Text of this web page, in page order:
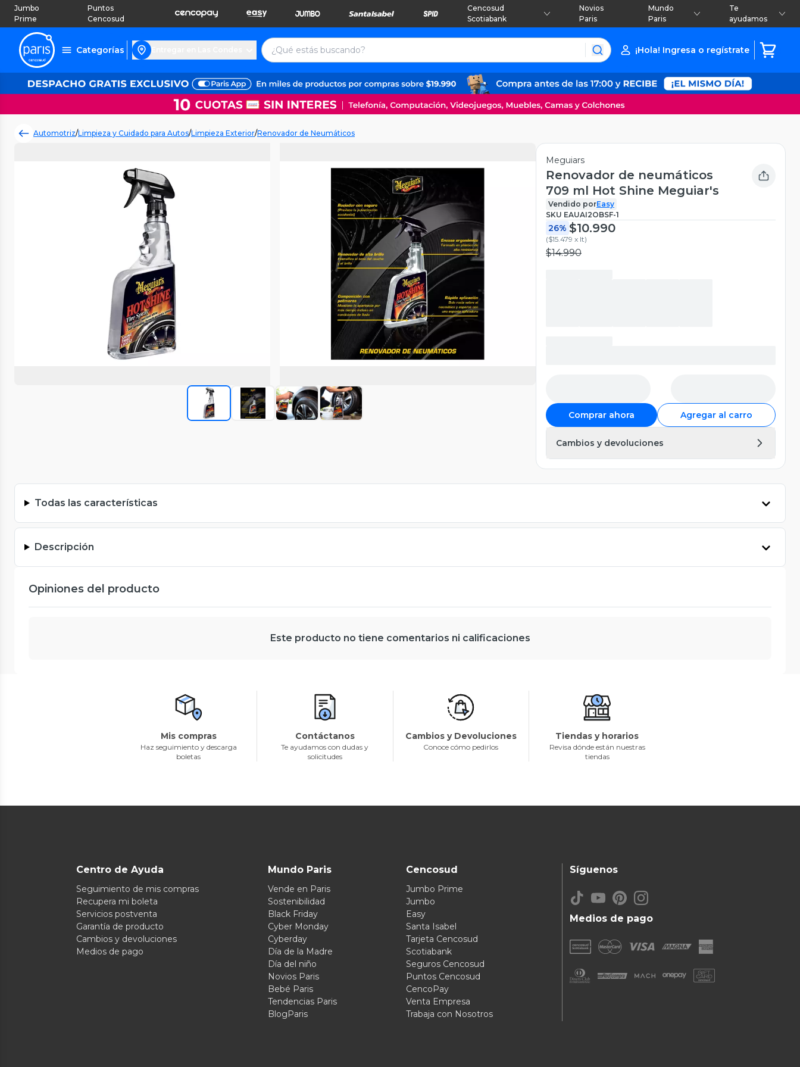
Jumbo
Prime
Puntos
Cencosud
Cencosud
Scotiabank
Novios
Paris
Mundo
Paris
Te
ayudamos
Categorías ¡Hola! Ingresa o regístrate
Automotriz/Limpieza y Cuidado para Autos/Limpieza Exterior/Renovador de Neumáticos
Meguiars
Renovador de neumáticos
709 ml Hot Shine Meguiar's
Vendido porEasy
SKU EAUAI2OBSF-1
26% $10.990
($15.479 x lt)
$14.990
Comprar ahora Agregar al carro
Cambios y devoluciones
Todas las características
Descripción
Opiniones del producto
Este producto no tiene comentarios ni calificaciones
Mis compras
Haz seguimiento y descarga
boletas
Contáctanos
Te ayudamos con dudas y
solicitudes
Cambios y Devoluciones
Conoce cómo pedirlos
Tiendas y horarios
Revisa dónde están nuestras
tiendas
Centro de Ayuda
Seguimiento de mis compras
Recupera mi boleta
Servicios postventa
Garantía de producto
Cambios y devoluciones
Medios de pago
Mundo Paris
Vende en Paris
Sostenibilidad
Black Friday
Cyber Monday
Cyberday
Día de la Madre
Día del niño
Novios Paris
Bebé Paris
Tendencias Paris
BlogParis
Cencosud
Jumbo Prime
Jumbo
Easy
Santa Isabel
Tarjeta Cencosud
Scotiabank
Seguros Cencosud
Puntos Cencosud
CencoPay
Venta Empresa
Trabaja con Nosotros
Medios de pago
Síguenos